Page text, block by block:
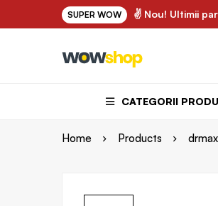
SUPER WOW ✌ Nou! Ultimii
✌ FLORY.ro - uleiuri vegetale si ape
CATEGORII
Home Products